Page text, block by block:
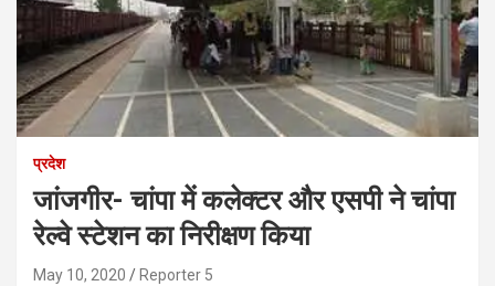
प्रदेश
जांजगीर- चांपा में कलेक्टर और एसपी ने चांपा
रेल्वे स्टेशन का निरीक्षण किया
May 10, 2020 Reporter 5